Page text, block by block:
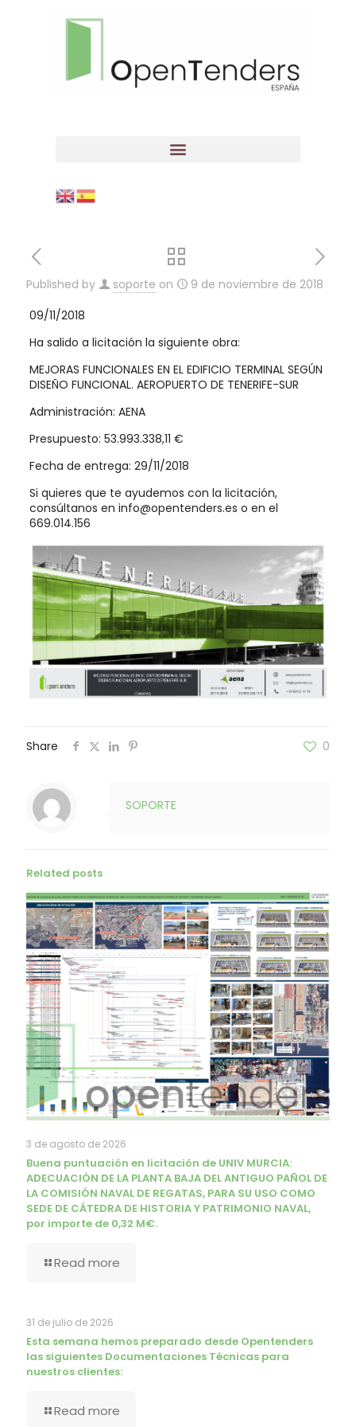
Published by soporte on
9 de noviembre de 2018
09/11/2018
Ha salido a licitación la siguiente obra:
MEJORAS FUNCIONALES EN EL EDIFICIO TERMINAL SEGÚN
DISEÑO FUNCIONAL. AEROPUERTO DE TENERIFE-SUR
Administración: AENA
Presupuesto: 53.993.338,11 €
Fecha de entrega: 29/11/2018
Si quieres que te ayudemos con la licitación,
consúltanos en info@opentenders.es o en el
669.014.156
Share 0
SOPORTE
Related posts
3 de agosto de 2026
Buena puntuación en licitación de UNIV MURCIA:
ADECUACIÓN DE LA PLANTA BAJA DEL ANTIGUO PAÑOL DE
LA COMISIÓN NAVAL DE REGATAS, PARA SU USO COMO
SEDE DE CÁTEDRA DE HISTORIA Y PATRIMONIO NAVAL,
por importe de 0,32 M€.
Read more
31 de julio de 2026
Esta semana hemos preparado desde Opentenders
las siguientes Documentaciones Técnicas para
nuestros clientes:
Read more